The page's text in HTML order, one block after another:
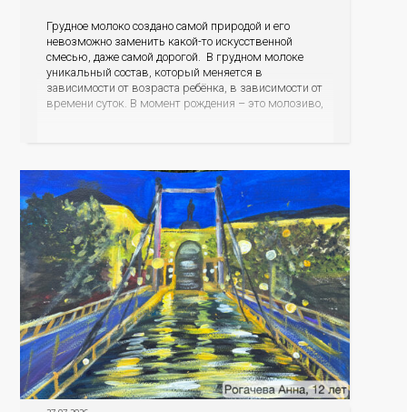
Грудное молоко создано самой природой и его
невозможно заменить какой-то искусственной
смесью, даже самой дорогой. В грудном молоке
уникальный состав, который меняется в
зависимости от возраста ребёнка, в зависимости от
времени суток. В момент рождения – это молозиво,